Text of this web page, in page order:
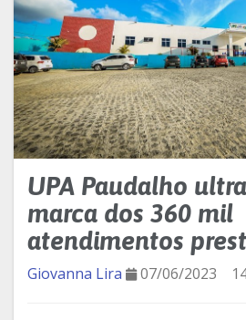
UPA Paudalho
marca dos 360 mil
atendimentos
Giovanna Lira 07/06/2023